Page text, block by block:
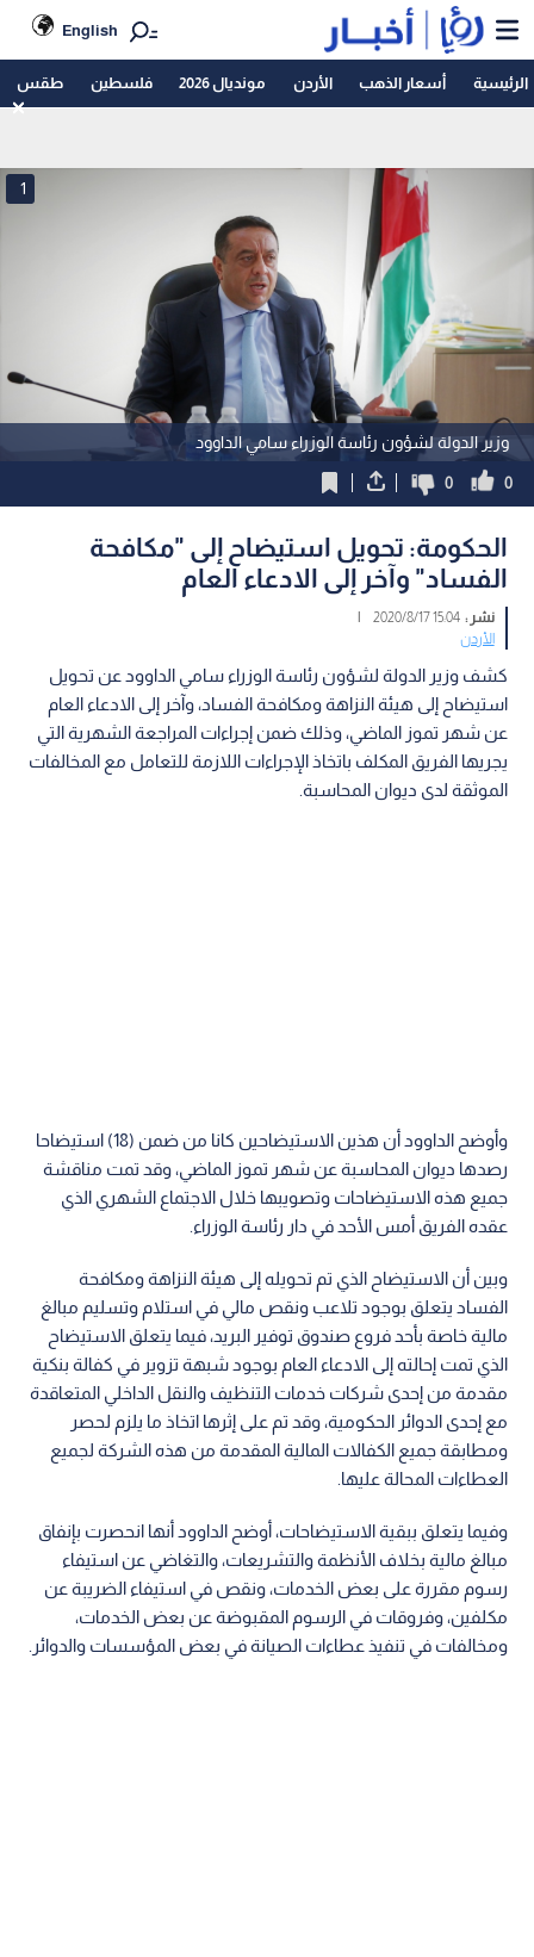
English
الرئيسية أسعار الذهب الأردن مونديال 2026 فلسطين طقس
وزير الدولة لشؤون رئاسة الوزراء سامي الداوود
1
0
0
الحكومة: تحويل استيضاح إلى "مكافحة
الفساد" وآخر إلى الادعاء العام
نشر :15:04 2020/8/17
|
الأردن
كشف وزير الدولة لشؤون رئاسة الوزراء سامي الداوود عن تحويل
استيضاح إلى هيئة النزاهة ومكافحة الفساد، وآخر إلى الادعاء العام
عن شهر تموز الماضي، وذلك ضمن إجراءات المراجعة الشهرية التي
يجريها الفريق المكلف باتخاذ الإجراءات اللازمة للتعامل مع المخالفات
الموثقة لدى ديوان المحاسبة.
وأوضح الداوود أن هذين الاستيضاحين كانا من ضمن (18) استيضاحا
رصدها ديوان المحاسبة عن شهر تموز الماضي، وقد تمت مناقشة
جميع هذه الاستيضاحات وتصويبها خلال الاجتماع الشهري الذي
عقده الفريق أمس الأحد في دار رئاسة الوزراء.
وبين أن الاستيضاح الذي تم تحويله إلى هيئة النزاهة ومكافحة
الفساد يتعلق بوجود تلاعب ونقص مالي في استلام وتسليم مبالغ
مالية خاصة بأحد فروع صندوق توفير البريد، فيما يتعلق الاستيضاح
الذي تمت إحالته إلى الادعاء العام بوجود شبهة تزوير في كفالة بنكية
مقدمة من إحدى شركات خدمات التنظيف والنقل الداخلي المتعاقدة
مع إحدى الدوائر الحكومية، وقد تم على إثرها اتخاذ ما يلزم لحصر
ومطابقة جميع الكفالات المالية المقدمة من هذه الشركة لجميع
العطاءات المحالة عليها.
وفيما يتعلق ببقية الاستيضاحات، أوضح الداوود أنها انحصرت بإنفاق
مبالغ مالية بخلاف الأنظمة والتشريعات، والتغاضي عن استيفاء
رسوم مقررة على بعض الخدمات، ونقص في استيفاء الضريبة عن
مكلفين، وفروقات في الرسوم المقبوضة عن بعض الخدمات،
ومخالفات في تنفيذ عطاءات الصيانة في بعض المؤسسات والدوائر.